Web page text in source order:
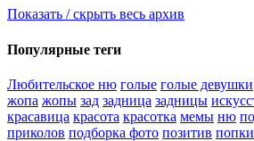
Показать / скрыть весь архив
Популярные теги
Любительское ню голые голые девушки
жопа жопы зад задница задницы
красавица красота красотка мемы ню
приколов подборка фото позитив попки